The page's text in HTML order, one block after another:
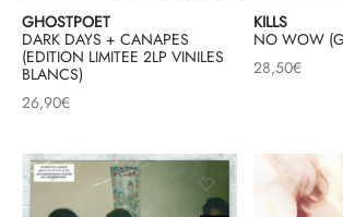
GHOSTPOET
DARK DAYS + CANAPES
(EDITION LIMITEE 2LP VINILES
BLANCS)
26,90€
KILLS
NO WOW
28,50€